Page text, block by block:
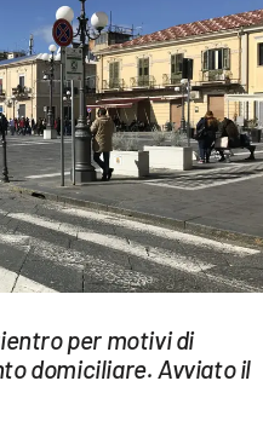
per motivi di
domiciliare. Avviato il